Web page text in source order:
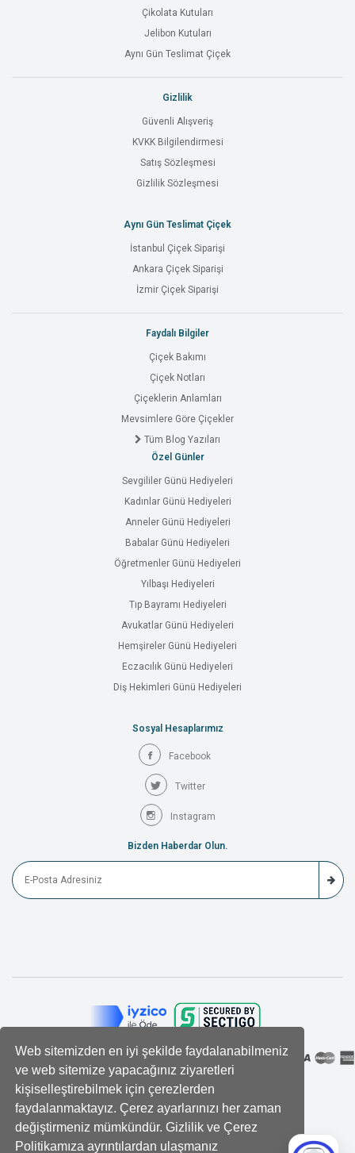
Web sitemizden en iyi şekilde faydalanabilmeniz
ve web sitemize yapacağınız ziyaretleri
kişiselleştirebilmek için çerezlerden
faydalanmaktayız. Çerez ayarlarınızı her zaman
değiştirmeniz mümkündür. Gizlilik ve Çerez
Politikamıza ayrıntılardan ulaşmanız
Çikolata Kutuları
Jelibon Kutuları
Aynı Gün Teslimat Çiçek
Gizlilik
Güvenli Alışveriş
KVKK Bilgilendirmesi
Satış Sözleşmesi
Gizlilik Sözleşmesi
Aynı Gün Teslimat Çiçek
İstanbul Çiçek Siparişi
Ankara Çiçek Siparişi
İzmir Çiçek Siparişi
Faydalı Bilgiler
Çiçek Bakımı
Çiçek Notları
Çiçeklerin Anlamları
Mevsimlere Göre Çiçekler
Tüm Blog Yazıları
Özel Günler
Sevgililer Günü Hediyeleri
Kadınlar Günü Hediyeleri
Anneler Günü Hediyeleri
Babalar Günü Hediyeleri
Öğretmenler Günü Hediyeleri
Yılbaşı Hediyeleri
Tıp Bayramı Hediyeleri
Avukatlar Günü Hediyeleri
Hemşireler Günü Hediyeleri
Eczacılık Günü Hediyeleri
Diş Hekimleri Günü Hediyeleri
Sosyal Hesaplarımız
Facebook
Twitter
Instagram
Bizden Haberdar Olun.